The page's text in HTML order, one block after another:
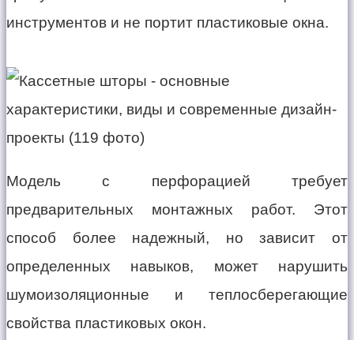
инструментов и не портит пластиковые окна.
Модель с перфорацией требует
предварительных монтажных работ. Этот
способ более надежный, но зависит от
определенных навыков, может нарушить
шумоизоляционные и теплосберегающие
свойства пластиковых окон.